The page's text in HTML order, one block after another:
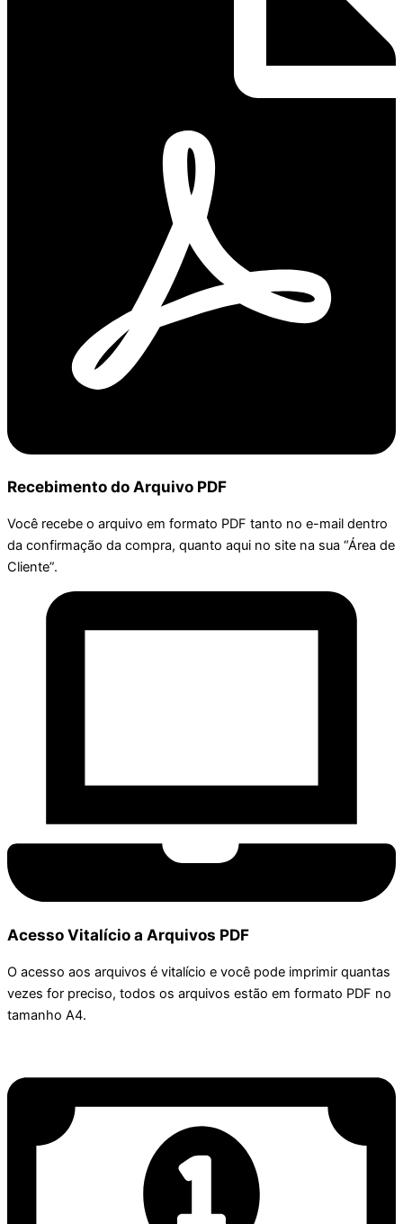
Recebimento do Arquivo PDF
Você recebe o arquivo em formato PDF tanto no e-mail dentro
da confirmação da compra, quanto aqui no site na sua “Área de
Cliente”.
Acesso Vitalício a Arquivos PDF
O acesso aos arquivos é vitalício e você pode imprimir quantas
vezes for preciso, todos os arquivos estão em formato PDF no
tamanho A4.